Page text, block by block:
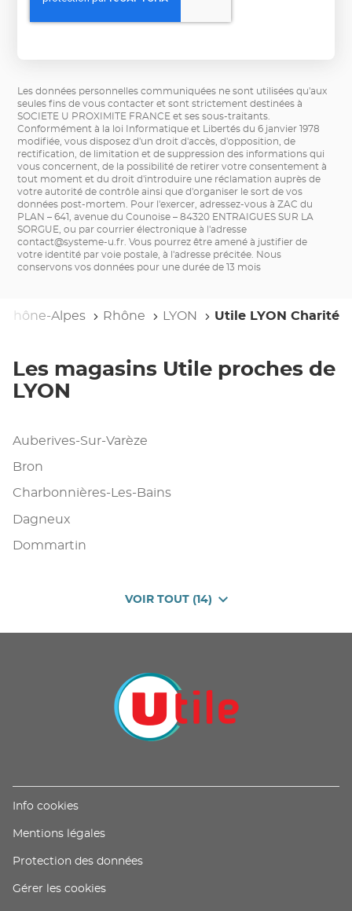
Les données personnelles communiquées ne sont utilisées qu'aux
seules fins de vous contacter et sont strictement destinées à
SOCIETE U PROXIMITE FRANCE et ses sous-traitants.
Conformément à la loi Informatique et Libertés du 6 janvier 1978
modifiée, vous disposez d'un droit d'accès, d'opposition, de
rectification, de limitation et de suppression des informations qui
vous concernent, de la possibilité de retirer votre consentement à
tout moment et du droit d'introduire une réclamation auprès de
votre autorité de contrôle ainsi que d'organiser le sort de vos
données post-mortem. Pour l'exercer, adressez-vous à ZAC du
PLAN – 641, avenue du Counoise – 84320 ENTRAIGUES SUR LA
SORGUE, ou par courrier électronique à l'adresse
contact@systeme-u.fr . Vous pourrez être amené à justifier de
votre identité par voie postale, à l'adresse précitée. Nous
conservons vos données pour une durée de 13 mois
Alpes Rhône LYON Utile LYON Charité
Les magasins Utile proches de
LYON
Auberives-Sur-Varèze
Bron
Charbonnières-Les-Bains
Dagneux
Dommartin
VOIR TOUT (14)
DE
DE
U
PROXIMITÉ
UTILE
Info cookies(ouvre
une
fenêtre)
Mentions légales(ouvre
une
fenêtre)
Protection des données(ouvre
Gérer les cookies